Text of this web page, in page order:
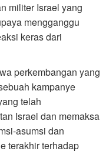
militer Israel yang
mengganggu
keras dari
perkembangan yang
kampanye
telah
Israel dan memaksa
asumsi dan
terakhir terhadap